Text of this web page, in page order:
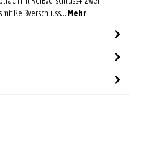
Reißverschluss… Mehr